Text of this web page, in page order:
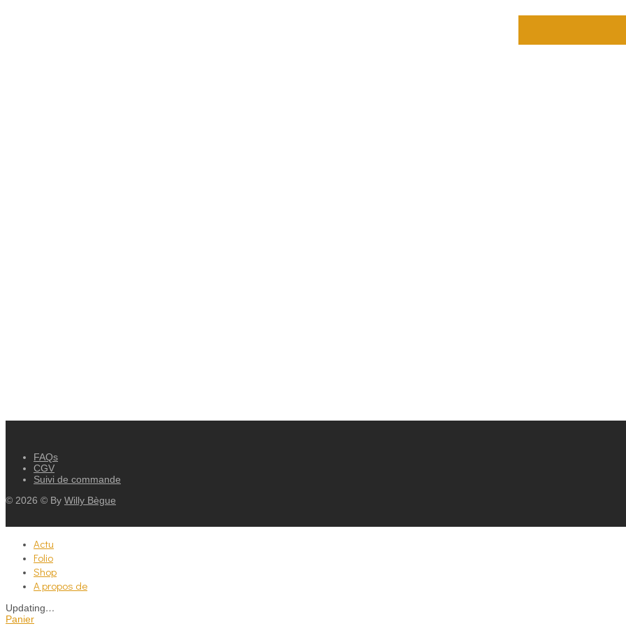
FAQs
CGV
Suivi de commande
© 2026 © By Willy Bègue
Actu
Folio
Shop
A propos de
Updating…
Panier